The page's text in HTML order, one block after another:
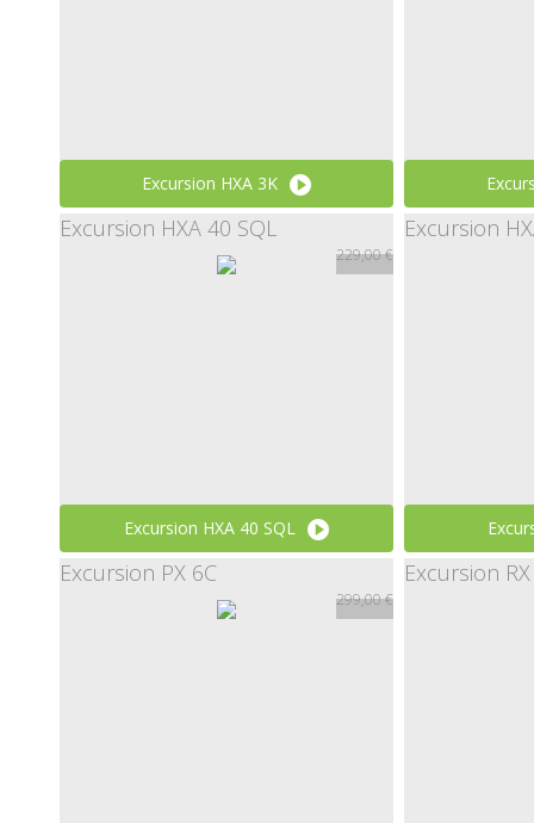
Excursion HXA 3K
299,00 €
Excursion HXA 40 SQL
229,00 €
Excursion HXA 40 SQL
229,00 €
Excursion
Excursion PX 6C
299,00 €
Excursion